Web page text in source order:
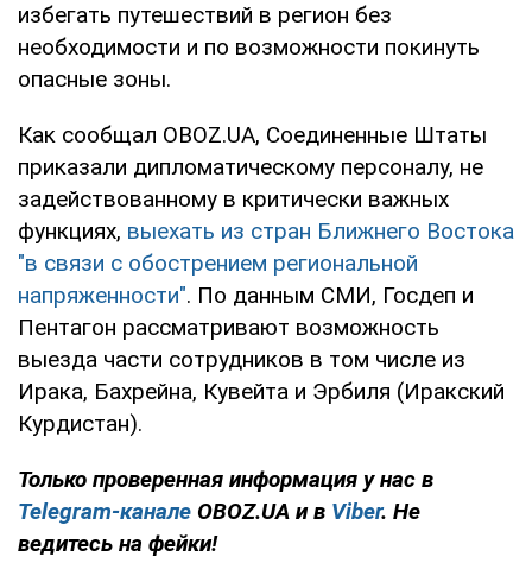
избегать путешествий в регион без
необходимости и по возможности покинуть
опасные зоны.
Как сообщал OBOZ.UA, Соединенные Штаты
приказали дипломатическому персоналу, не
задействованному в критически важных
функциях, выехать из стран Ближнего Востока
"в связи с обострением региональной
напряженности". По данным СМИ, Госдеп и
Пентагон рассматривают возможность
выезда части сотрудников в том числе из
Ирака, Бахрейна, Кувейта и Эрбиля (Иракский
Курдистан).
Только проверенная информация у нас в
Telegram-канале OBOZ.UA и в Viber. Не
ведитесь на фейки!